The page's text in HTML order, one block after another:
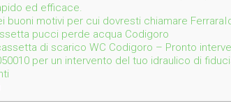
ed efficace.
buoni motivi per cui dovresti chiamare
pucci perde acqua Codigoro
di scarico WC Codigoro – Pronto
per un intervento del tuo idraulico di